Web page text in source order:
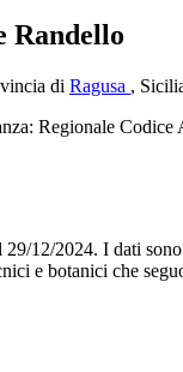
Randello
di Ragusa ,
Regionale Codice
12/2024. I dati
e botanici che